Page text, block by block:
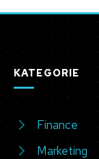
KATEGORIE
Finance
Marketing